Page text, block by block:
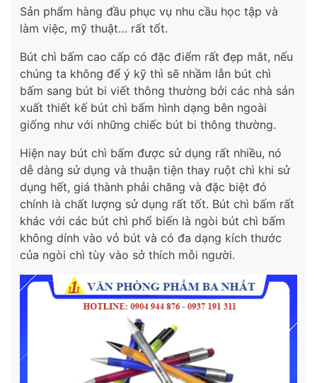
Sản phẩm hàng đầu phục vụ nhu cầu học tập và
làm việc, mỹ thuật… rất tốt.
Bút chì bấm cao cấp có đặc điểm rất đẹp mắt, nếu
chúng ta không để ý kỹ thì sẽ nhầm lẫn bút chì
bấm sang bút bi viết thông thường bởi các nhà sản
xuất thiết kế bút chì bấm hình dạng bên ngoài
giống như với những chiếc bút bi thông thường.
Hiện nay bút chì bấm được sử dụng rất nhiều, nó
dễ dàng sử dụng và thuận tiện thay ruột chì khi sử
dụng hết, giá thành phải chăng và đặc biệt đó
chính là chất lượng sử dụng rất tốt. Bút chì bấm rất
khác với các bút chì phổ biến là ngòi bút chì bấm
không dính vào vỏ bút và có đa dạng kích thước
của ngòi chì tùy vào sở thích mỗi người.